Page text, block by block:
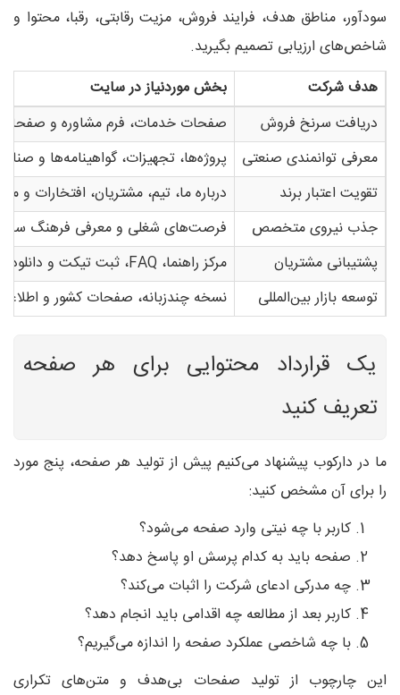
سودآور، مناطق هدف، فرایند فروش، مزیت رقابتی، رقبا، محتوا و
شاخص‌های ارزیابی تصمیم بگیرید.
هدف شرکت
بخش موردنیاز در سایت
دریافت سرنخ فروش
صفحات خدمات، فرم مشاوره و
معرفی توانمندی صنعتی
پروژه‌ها، تجهیزات، گواهینامه‌ها و
تقویت اعتبار برند
درباره ما، تیم، مشتریان، افتخارات و
جذب نیروی متخصص
فرصت‌های شغلی و معرفی فرهنگ
پشتیبانی مشتریان
مرکز راهنما، FAQ، ثبت تیکت و دانلود مستندات
توسعه بازار بین‌المللی
نسخه چندزبانه، صفحات کشور و
یک قرارداد محتوایی برای هر صفحه
تعریف کنید
ما در دارکوب پیشنهاد می‌کنیم پیش از تولید هر صفحه، پنج مورد
را برای آن مشخص کنید:
کاربر با چه نیتی وارد صفحه می‌شود؟
صفحه باید به کدام پرسش او پاسخ دهد؟
چه مدرکی ادعای شرکت را اثبات می‌کند؟
کاربر بعد از مطالعه چه اقدامی باید انجام دهد؟
با چه شاخصی عملکرد صفحه را اندازه می‌گیریم؟
این چارچوب از تولید صفحات بی‌هدف و متن‌های تکراری